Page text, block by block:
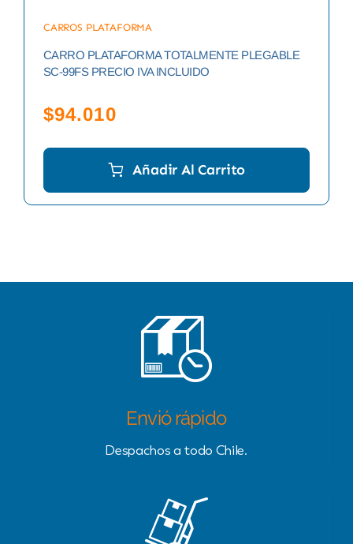
CARROS PLATAFORMA
CARRO PLATAFORMA TOTALMENTE PLEGABLE
SC-99FS PRECIO IVA INCLUIDO
$94.010
Añadir Al Carrito
Envió rápido
Despachos a todo Chile.